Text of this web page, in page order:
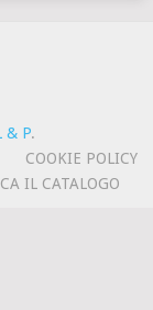
& P.
COOKIE POLICY
IL CATALOGO